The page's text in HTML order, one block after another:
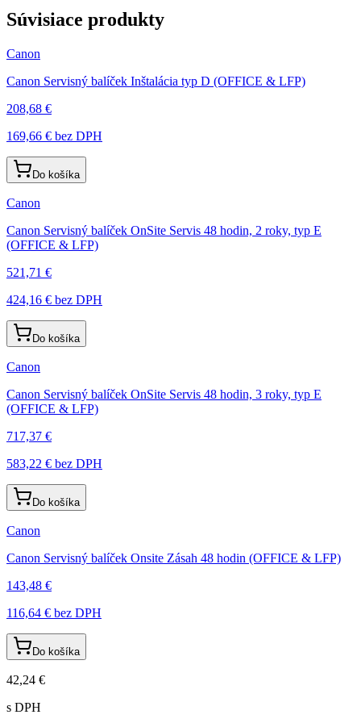
Súvisiace produkty
Canon
Canon Servisný balíček Inštalácia typ D (OFFICE & LFP)
208,68 €
169,66 € bez DPH
Do košíka
Canon
Canon Servisný balíček OnSite Servis 48 hodin, 2 roky, typ E
(OFFICE & LFP)
521,71 €
424,16 € bez DPH
Do košíka
Canon
Canon Servisný balíček OnSite Servis 48 hodin, 3 roky, typ E
(OFFICE & LFP)
717,37 €
583,22 € bez DPH
Do košíka
Canon
Canon Servisný balíček Onsite Zásah 48 hodin (OFFICE & LFP)
143,48 €
116,64 € bez DPH
Do košíka
42,24 €
s DPH